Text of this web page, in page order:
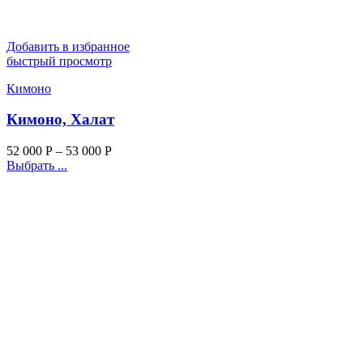
Добавить в избранное
быстрый просмотр
Кимоно
Кимоно, Халат
52 000 Р – 53 000 Р
Выбрать ...